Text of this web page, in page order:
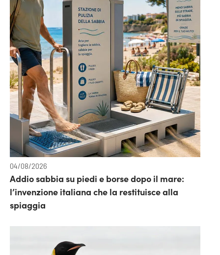
04/08/2026
Addio sabbia su piedi e borse dopo il mare:
l’invenzione italiana che la restituisce alla
spiaggia